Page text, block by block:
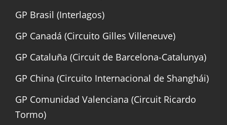
GP Brasil (Interlagos)
GP Canadá (Circuito Gilles Villeneuve)
GP Cataluña (Circuit de Barcelona-Catalunya)
GP China (Circuito Internacional de Shanghái)
GP Comunidad Valenciana (Circuit Ricardo
Tormo)